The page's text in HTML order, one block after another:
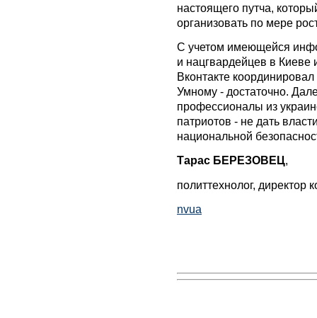
настоящего путча,
организовать по мере
С учетом имеющейся
и нацгвардейцев в Киеве
Вконтакте
Умному - достаточно.
профессионалы из
патриотов - не дать
национальной
Тарас БЕРЕЗОВЕЦ,
политтехнолог, директор
nvua